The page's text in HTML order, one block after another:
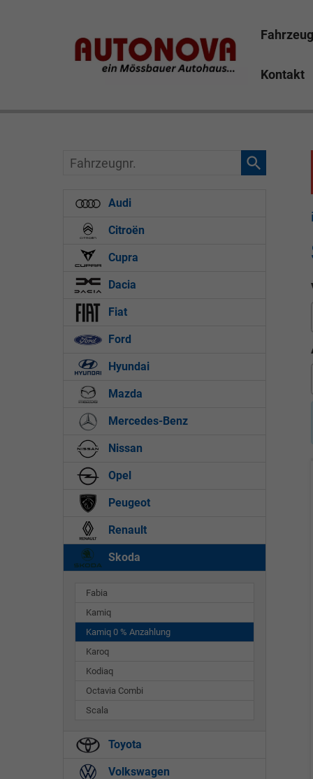
Skoda Kamiq Mössbauer Autonova Bayreuth Brucker
Kontakt
Fahrzeugnr.
Audi
Citroën
Cupra
Dacia
Fiat
Ford
Hyundai
Mazda
Mercedes-Benz
Nissan
Opel
Peugeot
Renault
Skoda
Fabia
Kamiq
Kamiq 0 % Anzahlung
Karoq
Kodiaq
Octavia Combi
Scala
Toyota
Volkswagen